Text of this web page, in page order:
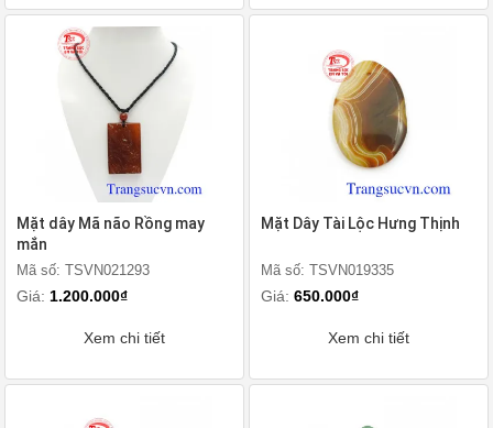
Mặt dây Mã não Rồng may
mắn
Mã số: TSVN021293
Giá: 1.200.000₫
Xem chi tiết
Mặt Dây Tài Lộc Hưng Thịnh
Mã số: TSVN019335
Giá: 650.000₫
Xem chi tiết